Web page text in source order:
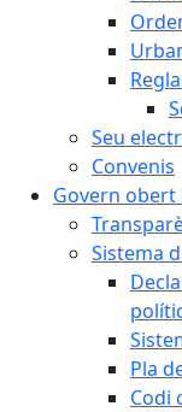
Seu
Convenis
Govern
Sistema
Pla
Codi